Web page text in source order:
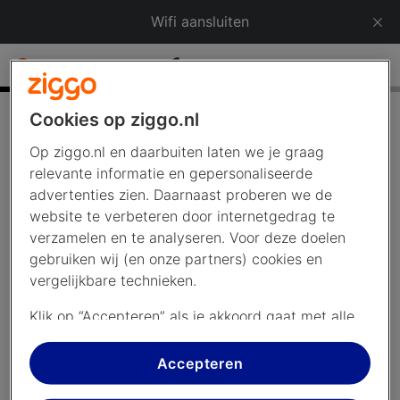
Wifi aansluiten
Logo Ziggo 1van 16
Internet en wifi aansluiten
Stap voor stap in 20 minuten klaar
Nieuw apparaat gekregen of verhuisd? We helpen je
met het aansluiten van internet:
De hoofdaansluiting klaarmaken
Wifi-versterkers aansluiten
Cookies op ziggo.nl
Op ziggo.nl en daarbuiten laten we je graag
relevante informatie en gepersonaliseerde
advertenties zien. Daarnaast proberen we de
website te verbeteren door internetgedrag te
verzamelen en te analyseren. Voor deze doelen
gebruiken wij (en onze partners) cookies en
vergelijkbare technieken.
Klik op “Accepteren” als je akkoord gaat met alle
cookies. Kies je voor “Nee, liever niet”, dan
plaatsen we alleen strikt noodzakelijke cookies om
de website goed te laten werken. Dat betekent
Accepteren